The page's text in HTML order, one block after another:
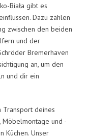
Biała gibt es
Dazu zählen
zwischen den beiden
und der
Bremerhaven
an, um den
und dir ein
Transport deines
Möbelmontage und -
Küchen. Unser